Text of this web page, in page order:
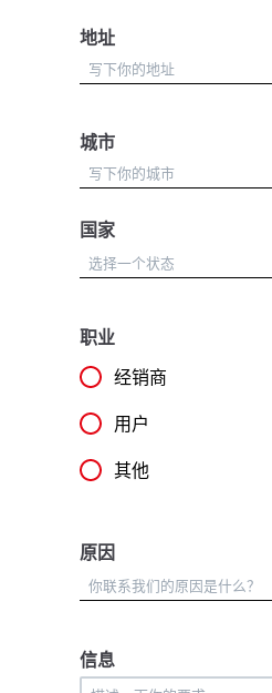
地址
城市
国家
职业
经销商
用户
其他
原因
信息